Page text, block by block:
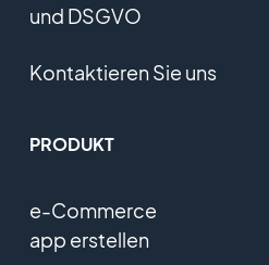
und DSGVO
Kontaktieren Sie uns
PRODUKT
e-Commerce
app erstellen